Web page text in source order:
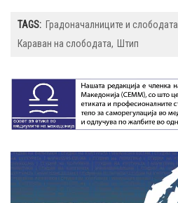
TAGS: Градоначалниците и слободата
Караван на слободата
Штип